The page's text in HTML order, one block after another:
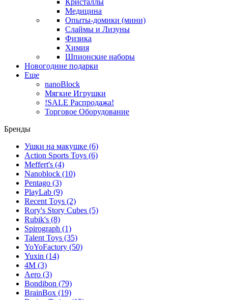
Кристаллы
Медицина
Опыты-домики (мини)
Слаймы и Лизуны
Физика
Химия
Шпионские наборы
Новогодние подарки
Еще
nanoBlock
Мягкие Игрушки
!SALE Распродажа!
Торговое Оборудование
Бренды
Ушки на макушке (6)
Action Sports Toys (6)
Meffert's (4)
Nanoblock (10)
Pentago (3)
PlayLab (9)
Recent Toys (2)
Rory's Story Cubes (5)
Rubik's (8)
Spirograph (1)
Talent Toys (35)
YoYoFactory (50)
Yuxin (14)
4M (3)
Aero (3)
Bondibon (79)
BrainBox (19)